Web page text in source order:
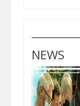
NEWS